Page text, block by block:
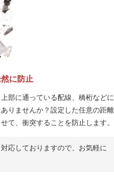
に防止
部に通っている配線、橋桁などに
りませんか？設定した任意の距離
て、衝突することを防止します。
応しておりますので、お気軽に